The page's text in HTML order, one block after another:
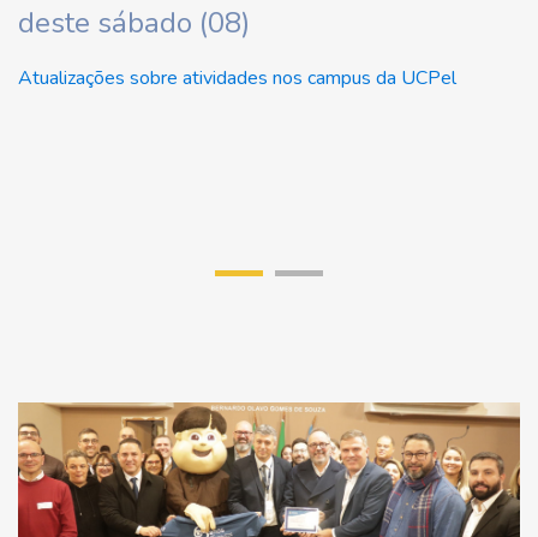
deste sábado (08)
Atualizações sobre atividades nos campus da UCPel